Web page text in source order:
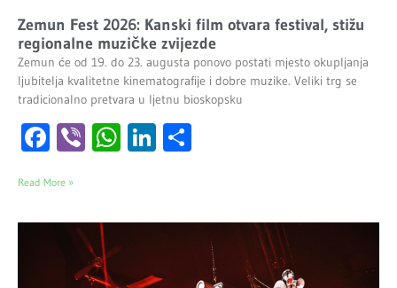
Zemun Fest 2026: Kanski film otvara festival, stižu
regionalne muzičke zvijezde
Zemun će od 19. do 23. augusta ponovo postati mjesto okupljanja
ljubitelja kvalitetne kinematografije i dobre muzike. Veliki trg se
tradicionalno pretvara u ljetnu bioskopsku
Facebook
ViberWhatsApp
LinkedIn
Read More »